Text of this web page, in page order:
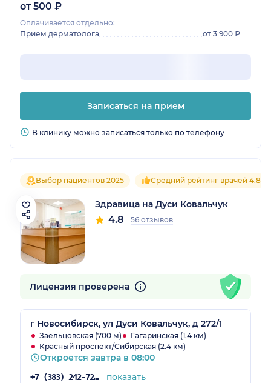
от 500 ₽
Оплачивается отдельно:
Прием дерматолога
от 3 900 ₽
Записаться на прием
В клинику можно записаться только по телефону
Выбор пациентов 2025 Средний рейтинг врачей 4.8
Здравица на Дуси Ковальчук
4.8 56 отзывов
Лицензия проверена
г Новосибирск, ул Дуси Ковальчук, д 272/1
Заельцовская (700 м)
Гагаринская (1.4 км)
Красный проспект/Сибирская (2.4 км)
Откроется завтра в 08:00
+7 (383) 242-72-53 показать